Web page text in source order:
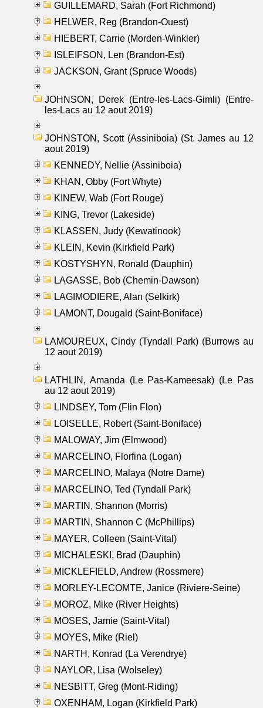
GUILLEMARD, Sarah (Fort Richmond)
HELWER, Reg (Brandon-Ouest)
HIEBERT, Carrie (Morden-Winkler)
ISLEIFSON, Len (Brandon-Est)
JACKSON, Grant (Spruce Woods)
JOHNSON, Derek (Entre-les-Lacs-Gimli) (Entre-
les-Lacs au 12 aout 2019)
JOHNSTON, Scott (Assiniboia) (St. James au 12
aout 2019)
KENNEDY, Nellie (Assiniboia)
KHAN, Obby (Fort Whyte)
KINEW, Wab (Fort Rouge)
KING, Trevor (Lakeside)
KLASSEN, Judy (Kewatinook)
KLEIN, Kevin (Kirkfield Park)
KOSTYSHYN, Ronald (Dauphin)
LAGASSE, Bob (Chemin-Dawson)
LAGIMODIERE, Alan (Selkirk)
LAMONT, Dougald (Saint-Boniface)
LAMOUREUX, Cindy (Tyndall Park) (Burrows au
12 aout 2019)
LATHLIN, Amanda (Le Pas-Kameesak) (Le Pas
au 12 aout 2019)
LINDSEY, Tom (Flin Flon)
LOISELLE, Robert (Saint-Boniface)
MALOWAY, Jim (Elmwood)
MARCELINO, Florfina (Logan)
MARCELINO, Malaya (Notre Dame)
MARCELINO, Ted (Tyndall Park)
MARTIN, Shannon (Morris)
MARTIN, Shannon C (McPhillips)
MAYER, Colleen (Saint-Vital)
MICHALESKI, Brad (Dauphin)
MICKLEFIELD, Andrew (Rossmere)
MORLEY-LECOMTE, Janice (Riviere-Seine)
MOROZ, Mike (River Heights)
MOSES, Jamie (Saint-Vital)
MOYES, Mike (Riel)
NARTH, Konrad (La Verendrye)
NAYLOR, Lisa (Wolseley)
NESBITT, Greg (Mont-Riding)
OXENHAM, Logan (Kirkfield Park)